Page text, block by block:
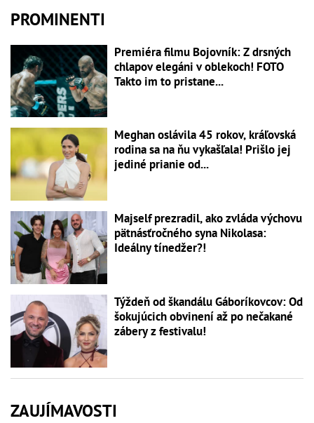
PROMINENTI
Premiéra filmu Bojovník: Z drsných
chlapov elegáni v oblekoch! FOTO
Takto im to pristane...
Meghan oslávila 45 rokov, kráľovská
rodina sa na ňu vykašľala! Prišlo jej
jediné prianie od...
Majself prezradil, ako zvláda výchovu
pätnásťročného syna Nikolasa:
Ideálny tínedžer?!
Týždeň od škandálu Gáboríkovcov: Od
šokujúcich obvinení až po nečakané
zábery z festivalu!
ZAUJÍMAVOSTI